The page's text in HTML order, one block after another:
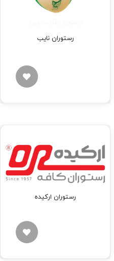
رستوران نایب
رستوران ارکیده